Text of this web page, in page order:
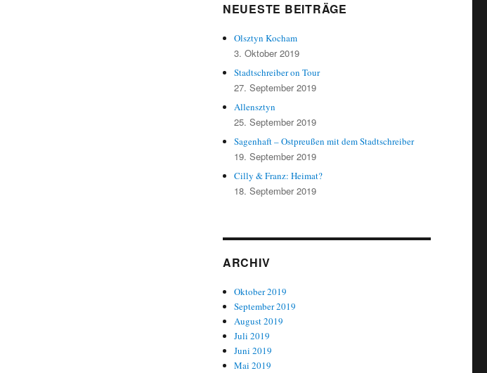
NEUESTE BEITRÄGE
Olsztyn Kocham
3. Oktober 2019
Stadtschreiber on Tour
27. September 2019
Allensztyn
25. September 2019
Sagenhaft – Ostpreußen mit dem Stadtschreiber
19. September 2019
Cilly & Franz: Heimat?
18. September 2019
ARCHIV
Oktober 2019
September 2019
August 2019
Juli 2019
Juni 2019
Mai 2019